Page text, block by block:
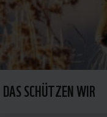
DAS SCHÜTZEN WIR